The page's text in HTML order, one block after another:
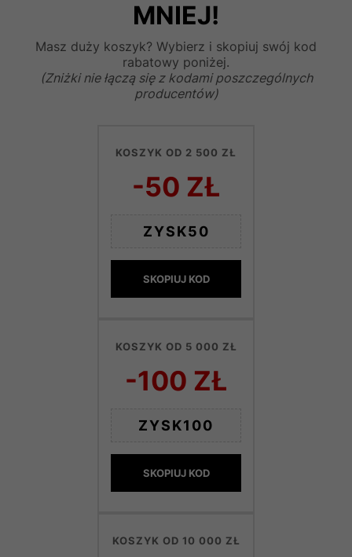
MNIEJ!
Masz duży koszyk? Wybierz i skopiuj swój kod
rabatowy poniżej.
(Zniżki nie łączą się z kodami poszczególnych
producentów)
KOSZYK OD 2 500 ZŁ
-50 ZŁ
ZYSK50
SKOPIUJ KOD
KOSZYK OD 5 000 ZŁ
-100 ZŁ
ZYSK100
SKOPIUJ KOD
KOSZYK OD 10 000 ZŁ